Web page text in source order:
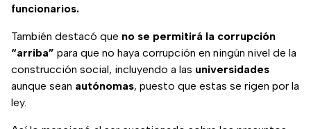
funcionarios.
También destacó que no se permitirá la corrupción
“arriba” para que no haya corrupción en ningún nivel de la
construcción social, incluyendo a las universidades
aunque sean autónomas, puesto que estas se rigen por la
ley.